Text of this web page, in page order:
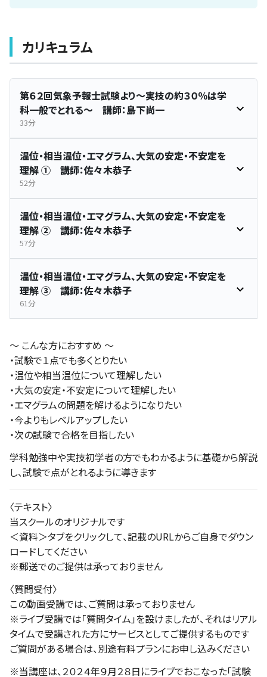
カリキュラム
第６２回気象予報士試験より～実技の約３０％は学
科一般でとれる～ 講師：島下尚一
33分
温位・相当温位・エマグラム、大気の安定・不安定を
理解 ① 講師：佐々木恭子
52分
温位・相当温位・エマグラム、大気の安定・不安定を
理解 ② 講師：佐々木恭子
57分
温位・相当温位・エマグラム、大気の安定・不安定を
理解 ③ 講師：佐々木恭子
61分
～ こんな方におすすめ ～
・試験で１点でも多くとりたい
・温位や相当温位について理解したい
・大気の安定・不安定について理解したい
・エマグラムの問題を解けるようになりたい
・今よりもレベルアップしたい
・次の試験で合格を目指したい
学科勉強中や実技初学者の方でもわかるように基礎から解説
し、試験で点がとれるように導きます
〈テキスト〉
当スクールのオリジナルです
＜資料＞タブをクリックして、記載のURLからご自身でダウン
ロードしてください
※郵送でのご提供は承っておりません
〈質問受付〉
この動画受講では、ご質問は承っておりません
※ライブ受講では「質問タイム」を設けましたが、それはリアル
タイムで受講された方にサービスとしてご提供するものです
ご質問がある場合は、別途有料プランにお申し込みください
※当講座は、２０２４年９月２８日にライブでおこなった「試験